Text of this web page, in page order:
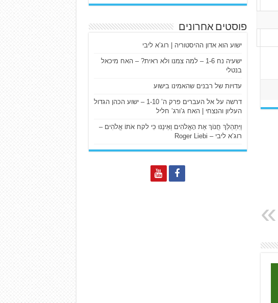
פוסטים אחרונים
ישוע הוא אדון ההיסטוריה | רוג’א ליבי
ישעיה נח 1-6 – למה צמנו ולא ראית? – האח מיכאל
בנטלי
עדויות של רבנים שהאמינו בישוע
דרשה על אל העברים פרק ה’ 1-10 – ישוע הכהן הגדול
העליון והנצחי | האח ג’ורג’ חליל
וַיִּתְהַלֵּךְ חֲנוֹךְ אֶת הָאֱלֹהִים וְאֵינֶנּוּ כִּי לקח אֹתוֹ אֱלֹהִים –
רוג’א ליבי – Roger Liebi